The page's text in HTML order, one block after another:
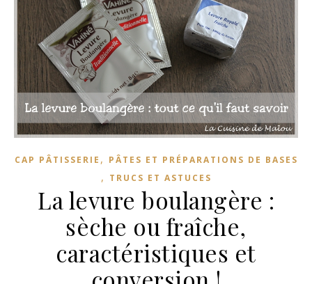
CAP PÂTISSERIE , PÂTES ET PRÉPARATIONS DE BASES
, TRUCS ET ASTUCES
La levure boulangère :
sèche ou fraîche,
caractéristiques et